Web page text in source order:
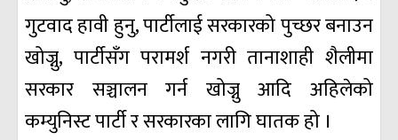
गुटवाद हावी हुनु, पार्टीलाई सरकारको पुच्छर बनाउन
खोज्नु, पार्टीसँग परामर्श नगरी तानाशाही शैलीमा
सरकार सञ्चालन गर्न खोज्नु आदि अहिलेको
कम्युनिस्ट पार्टी र सरकारका लागि घातक हो ।